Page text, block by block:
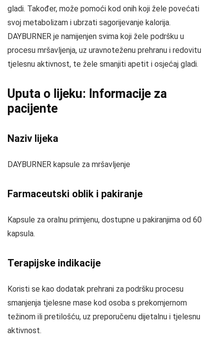
gladi. Također, može pomoći kod onih koji žele povećati
svoj metabolizam i ubrzati sagorijevanje kalorija.
DAYBURNER je namijenjen svima koji žele podršku u
procesu mršavljenja, uz uravnoteženu prehranu i redovitu
tjelesnu aktivnost, te žele smanjiti apetit i osjećaj gladi.
Uputa o lijeku: Informacije za
pacijente
Naziv lijeka
DAYBURNER kapsule za mršavljenje
Farmaceutski oblik i pakiranje
Kapsule za oralnu primjenu, dostupne u pakiranjima od 60
kapsula.
Terapijske indikacije
Koristi se kao dodatak prehrani za podršku procesu
smanjenja tjelesne mase kod osoba s prekomjernom
težinom ili pretilošću, uz preporučenu dijetalnu i tjelesnu
aktivnost.